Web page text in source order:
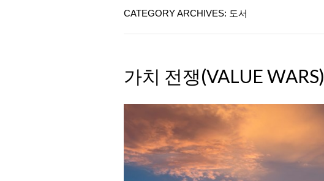
CATEGORY ARCHIVES: 도서
가치 전쟁(VALUE WARS)